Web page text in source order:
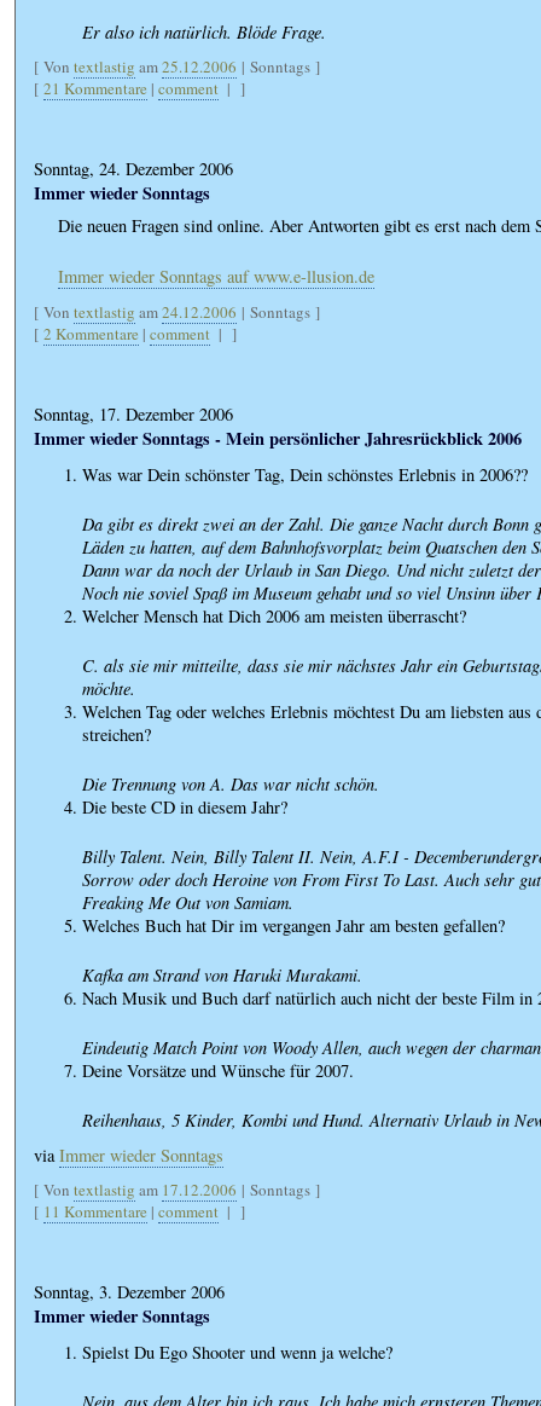
Er also ich natürlich. Blöde Frage.
[ Von textlastig am25.12.2006 | Sonntags ]
[ 21 Kommentare | comment | ]
Sonntag, 24. Dezember 2006
Immer wieder Sonntags
Die neuen Fragen sind online. Aber Antworten gibt es erst nach dem
Immer wieder Sonntags auf www.e-llusion.de
[ Von textlastig am24.12.2006 | Sonntags ]
[ 2 Kommentare | comment | ]
Sonntag, 17. Dezember 2006
Immer wieder Sonntags - Mein persönlicher Jahresrückblick 2006
Was war Dein schönster Tag, Dein schönstes Erlebnis in 2006??
Da gibt es direkt zwei an der Zahl. Die ganze Nacht durch Bonn
Läden zu hatten, auf dem Bahnhofsvorplatz beim Quatschen den
Dann war da noch der Urlaub in San Diego. Und nicht zuletzt
Noch nie soviel Spaß im Museum gehabt und so viel Unsinn über
Welcher Mensch hat Dich 2006 am meisten überrascht?
C. als sie mir mitteilte, dass sie mir nächstes Jahr ein
möchte.
Welchen Tag oder welches Erlebnis möchtest Du am liebsten aus
streichen?
Die Trennung von A. Das war nicht schön.
Die beste CD in diesem Jahr?
Billy Talent. Nein, Billy Talent II. Nein, A.F.I -
Sorrow oder doch Heroine von From First To Last. Auch sehr
Freaking Me Out von Samiam.
Welches Buch hat Dir im vergangen Jahr am besten gefallen?
Kafka am Strand von Haruki Murakami.
Nach Musik und Buch darf natürlich auch nicht der beste Film in
Eindeutig Match Point von Woody Allen, auch wegen der
Deine Vorsätze und Wünsche für 2007.
Reihenhaus, 5 Kinder, Kombi und Hund. Alternativ Urlaub in
viaImmer wieder Sonntags
[ Von textlastig am 17.12.2006 | Sonntags ]
[ 11 Kommentare | comment | ]
Sonntag, 3. Dezember 2006
Immer wieder Sonntags
Spielst Du Ego Shooter und wenn ja welche?